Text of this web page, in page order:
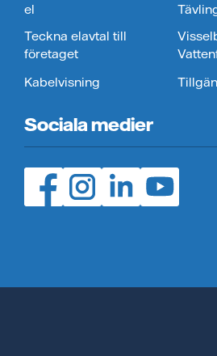
el
Teckna elavtal till
företaget
Kabelvisning
Sociala medier
Facebook (öppnas i ny flik)
Instagram (öppnas i
LinedIn